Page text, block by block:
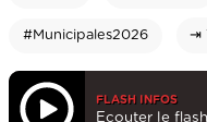
#Municipales2026 ⇥
FLASH INFOS
Ecouter le